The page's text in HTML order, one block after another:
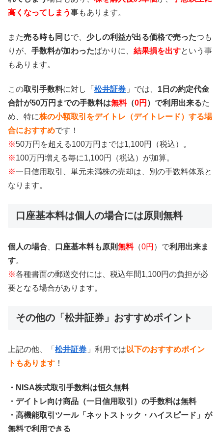
高くなってしまう事もあります。
また売る時も同じで、 少しの利益が出る価格で売ったつも
りが、 手数料が加わったばかりに、 結果損を出すという事
もあります。
この取引手数料に対し「 松井証券 」では、 1日の約定代金
合計が50万円までの手数料は無料（0円 ）で利用出来るた
め、特に株の小額取引をデイトレ（デイトレード）する場
合におすすめです！
※50万円を超える100万円までは1,100円（税込）。
※100万円増える毎に1,100円（税込）が加算。
※一日信用取引、単元未満株の売却は、別の手数料体系と
なります。
口座基本料は個人の場合には原則無料
個人の場合 口座基本料も原則無料（0円 ）で利用出来ま
す。
※各種書面の郵送交付には、税込年間1,100円の負担が必
要となる場合があります。
その他の「松井証券」おすすめポイント
上記の他、「 松井証券 」利用では 以下のおすすめポイン
トもあります ！
・NISA株式取引手数料は恒久無料
・デイトレ向け商品（一日信用取引）の手数料は無料
・高機能取引ツール「ネットストック・ハイスピード」が
無料で利用できる